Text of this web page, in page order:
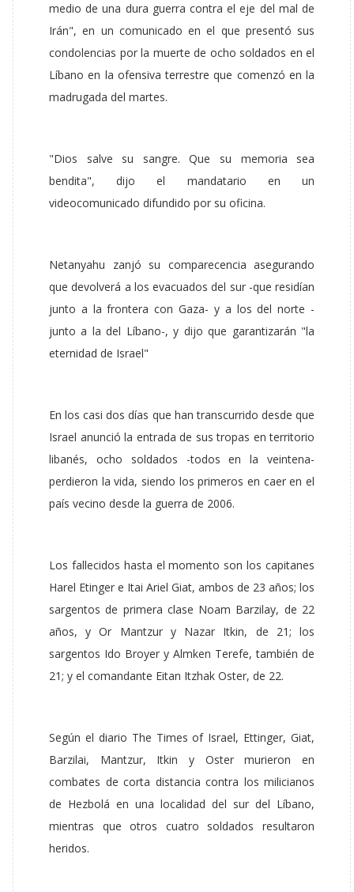
medio de una dura guerra contra el eje del mal de
Irán", en un comunicado en el que presentó sus
condolencias por la muerte de ocho soldados en el
Líbano en la ofensiva terrestre que comenzó en la
madrugada del martes.
"Dios salve su sangre. Que su memoria sea
bendita", dijo el mandatario en un
videocomunicado difundido por su oficina.
Netanyahu zanjó su comparecencia asegurando
que devolverá a los evacuados del sur -que residían
junto a la frontera con Gaza- y a los del norte -
junto a la del Líbano-, y dijo que garantizarán "la
eternidad de Israel"
En los casi dos días que han transcurrido desde que
Israel anunció la entrada de sus tropas en territorio
libanés, ocho soldados -todos en la veintena-
perdieron la vida, siendo los primeros en caer en el
país vecino desde la guerra de 2006.
Los fallecidos hasta el momento son los capitanes
Harel Etinger e Itai Ariel Giat, ambos de 23 años; los
sargentos de primera clase Noam Barzilay, de 22
años, y Or Mantzur y Nazar Itkin, de 21; los
sargentos Ido Broyer y Almken Terefe, también de
21; y el comandante Eitan Itzhak Oster, de 22.
Según el diario The Times of Israel, Ettinger, Giat,
Barzilai, Mantzur, Itkin y Oster murieron en
combates de corta distancia contra los milicianos
de Hezbolá en una localidad del sur del Líbano,
mientras que otros cuatro soldados resultaron
heridos.